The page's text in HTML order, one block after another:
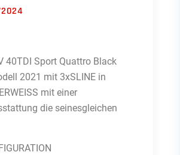
ON
40TDI Sport Quattro Black
2021 mit 3xSLINE in
mit einer
die seinesgleichen